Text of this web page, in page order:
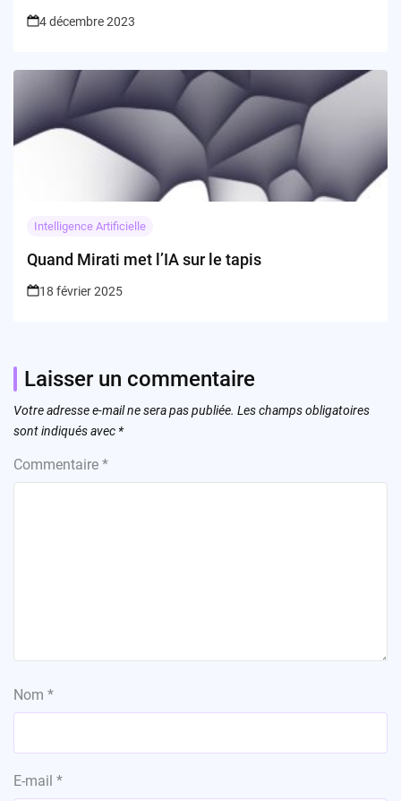
4 décembre 2023
Intelligence Artificielle
Quand Mirati met l’IA sur le tapis
18 février 2025
Laisser un commentaire
Votre adresse e-mail ne sera pas publiée. Les champs obligatoires
sont indiqués avec *
Commentaire *
Nom *
E-mail *